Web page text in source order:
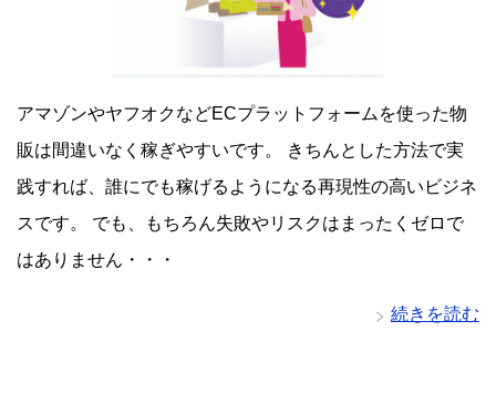
アマゾンやヤフオクなどECプラットフォームを使った物
販は間違いなく稼ぎやすいです。 きちんとした方法で実
践すれば、誰にでも稼げるようになる再現性の高いビジネ
スです。 でも、もちろん失敗やリスクはまったくゼロで
はありません・・・
続きを読む